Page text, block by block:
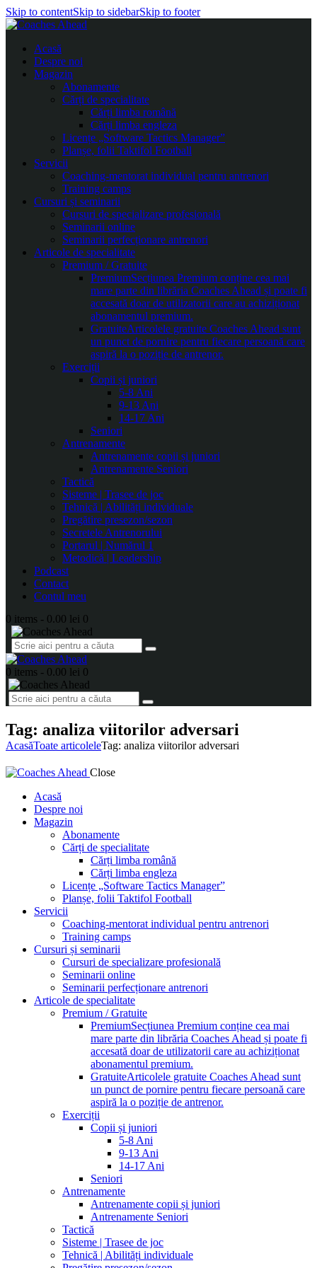
Skip to contentSkip to sidebarSkip to footer
Acasă
Despre noi
Magazin
Abonamente
Cărți de specialitate
Cărți limba română
Cărți limba engleza
Licențe „Software Tactics Manager”
Planșe, folii Taktifol Football
Servicii
Coaching-mentorat individual pentru antrenori
Training camps
Cursuri și seminarii
Cursuri de specializare profesională
Seminarii online
Seminarii perfecționare antrenori
Articole de specialitate
Premium / Gratuite
PremiumSecțiunea Premium conține cea mai
mare parte din librăria Coaches Ahead și poate fi
accesată doar de utilizatorii care au achiziționat
abonamentul premium.
GratuiteArticolele gratuite Coaches Ahead sunt
un punct de pornire pentru fiecare persoană care
aspiră la o poziție de antrenor.
Exerciții
Copii și juniori
5-8 Ani
9-13 Ani
14-17 Ani
Seniori
Antrenamente
Antrenamente copii și juniori
Antrenamente Seniori
Tactică
Sisteme | Trasee de joc
Tehnică | Abilități individuale
Pregătire presezon/sezon
Secretele Antrenorului
Portarul | Numărul 1
Metodică | Leadership
Podcast
Contact
Contul meu
0 items - 0.00 lei 0
0 items - 0.00 lei 0
Tag: analiza viitorilor adversari
AcasăToate articoleleTag: analiza viitorilor adversari
Close
Acasă
Despre noi
Magazin
Abonamente
Cărți de specialitate
Cărți limba română
Cărți limba engleza
Licențe „Software Tactics Manager”
Planșe, folii Taktifol Football
Servicii
Coaching-mentorat individual pentru antrenori
Training camps
Cursuri și seminarii
Cursuri de specializare profesională
Seminarii online
Seminarii perfecționare antrenori
Articole de specialitate
Premium / Gratuite
PremiumSecțiunea Premium conține cea mai
mare parte din librăria Coaches Ahead și poate fi
accesată doar de utilizatorii care au achiziționat
abonamentul premium.
GratuiteArticolele gratuite Coaches Ahead sunt
un punct de pornire pentru fiecare persoană care
aspiră la o poziție de antrenor.
Exerciții
Copii și juniori
5-8 Ani
9-13 Ani
14-17 Ani
Seniori
Antrenamente
Antrenamente copii și juniori
Antrenamente Seniori
Tactică
Sisteme | Trasee de joc
Tehnică | Abilități individuale